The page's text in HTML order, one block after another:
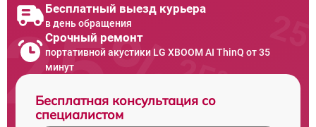
Бесплатный выезд курьера
в день обращения
Срочный ремонт
портативной акустики LG XBOOM AI ThinQ от 35
минут
Бесплатная консультация со
специалистом